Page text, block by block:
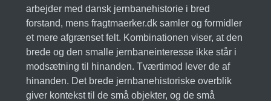
arbejder med dansk jernbanehistorie i bred
forstand, mens fragtmaerker.dk samler og formidler
et mere afgrænset felt. Kombinationen viser, at den
brede og den smalle jernbaneinteresse ikke står i
modsætning til hinanden. Tværtimod lever de af
hinanden. Det brede jernbanehistoriske overblik
giver kontekst til de små objekter, og de små